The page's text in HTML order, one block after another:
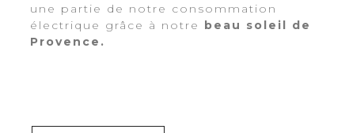
une partie de notre consommation
électrique grâce à notre beau soleil de
Provence.